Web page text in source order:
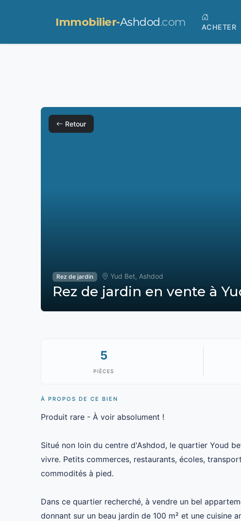
Immobilier-Ashdod.com ACHETER
Retour
Rez de jardin Yud Bet, Ashdod
Rez de jardin en vente à
5
PIÈCES
À PROPOS DE CE BIEN
Produit rare - À voir absolument !
Situé non loin du centre d'Ashdod, le quartier Youd
vivre. Petits commerces, restaurants, écoles,
commodités à pied.
Dans ce quartier recherché, à vendre un bel
donnant sur un beau jardin de 100 m² et une cuisine